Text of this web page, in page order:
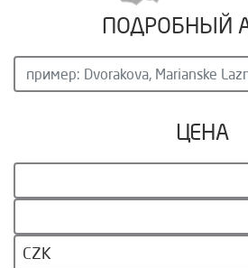
ПОДРОБНЫЙ
ЦЕНА
CZK